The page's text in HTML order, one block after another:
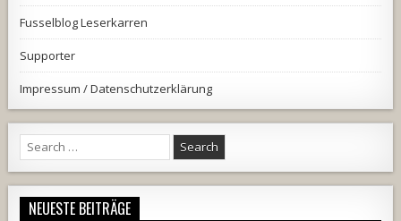
Fusselblog Leserkarren
Supporter
Impressum / Datenschutzerklärung
Search
for:
NEUESTE BEITRÄGE